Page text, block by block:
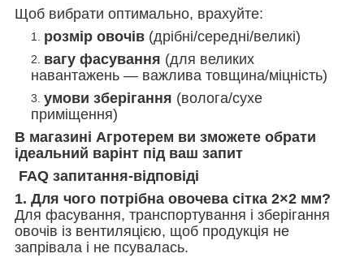
Щоб вибрати оптимально, врахуйте:
розмір овочів (дрібні/середні/великі)
вагу фасування (для великих
навантажень — важлива товщина/міцність)
умови зберігання (волога/сухе
приміщення)
В магазині Агротерем ви зможете обрати
ідеальний варінт під ваш запит
FAQ запитання-відповіді
1. Для чого потрібна овочева сітка 2×2 мм?
Для фасування, транспортування і зберігання
овочів із вентиляцією, щоб продукція не
запрівала і не псувалась.